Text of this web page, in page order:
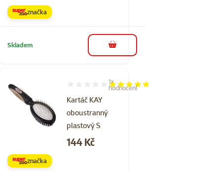
značka
Skladem do košíku
Kartáč KAY
oboustranný
plastový S
Hodnocení 100%, počet hodnocení: 1
1×
hodnocení
Cena
144 Kč
značka